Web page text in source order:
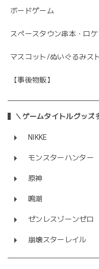
ボードゲーム
スペースタウン串本・ロ
マスコット/ぬいぐるみス
【事後物販】
＼ゲームタイトルグッズ
NIKKE
モンスターハンター
原神
鳴潮
ゼンレスゾーンゼロ
崩壊スターレイル